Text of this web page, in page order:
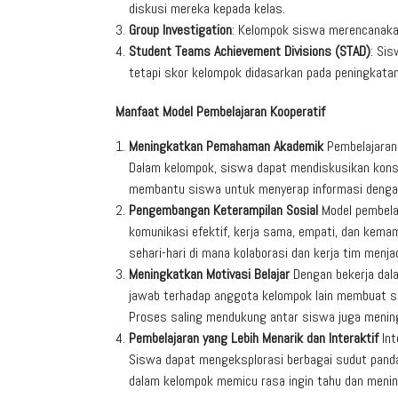
diskusi mereka kepada kelas.
Group Investigation: Kelompok siswa
Student Teams Achievement Divisions (STAD):
tetapi skor kelompok didasarkan pada
Manfaat Model Pembelajaran Kooperatif
Meningkatkan Pemahaman Akademik
Dalam kelompok, siswa dapat mendiskusikan
membantu siswa untuk menyerap informasi
Pengembangan Keterampilan Sosial Model
komunikasi efektif, kerja sama, empati, dan
sehari-hari di mana kolaborasi dan kerja tim
Meningkatkan Motivasi Belajar Dengan bekerja
jawab terhadap anggota kelompok lain
Proses saling mendukung antar siswa juga
Pembelajaran yang Lebih Menarik dan Interaktif
Siswa dapat mengeksplorasi berbagai sudut
dalam kelompok memicu rasa ingin tahu dan